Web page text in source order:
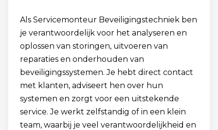
Als Servicemonteur Beveiligingstechniek ben
je verantwoordelijk voor het analyseren en
oplossen van storingen, uitvoeren van
reparaties en onderhouden van
beveiligingssystemen. Je hebt direct contact
met klanten, adviseert hen over hun
systemen en zorgt voor een uitstekende
service. Je werkt zelfstandig of in een klein
team, waarbij je veel verantwoordelijkheid en